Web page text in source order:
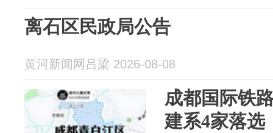
离石区民政局公告
黄河新闻网吕梁 2026-08-08
成都国际铁
建系4家落选